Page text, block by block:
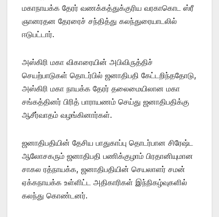
மகாநாயக்க தேரர் வணக்கத்துக்குரிய வரகாகொட ஸ்ரீ
ஞானரதன தேரரைச் சந்தித்து கலந்துரையாடலில்
ஈடுபட்டார்.
அஸ்கிரி மகா விகாரையின் அபிவிருத்திச்
செயற்பாடுகள் தொடர்பில் ஜனாதிபதி கேட்டறிந்ததோடு,
அஸ்கிரி மகா நாயக்க தேரர் தலைமையிலான மகா
சங்கத்தினர் பிரித் பாராயணம் செய்து ஜனாதிபதிக்கு
ஆசீர்வாதம் வழங்கினார்கள்.
ஜனாதிபதியின் தேசிய பாதுகாப்பு தொடர்பான சிரேஷ்ட
ஆலோசகரும் ஜனாதிபதி பணிக்குழாம் பிரதானியுமான
சாகல ரத்நாயக்க, ஜனாதிபதியின் செயலாளர் சமன்
ஏக்கநாயக்க உள்ளிட்ட அதிகாரிகள் இந்நிகழ்வுகளில்
கலந்து கொண்டனர்.